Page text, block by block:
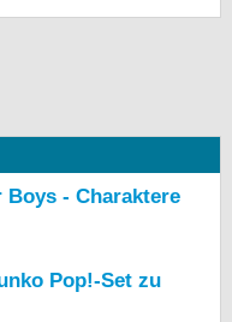
Boys - Charaktere
Pop!-Set zu